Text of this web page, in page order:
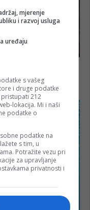
mjerenje
i razvoj usluga
uređaju
s vašeg
i druge podatke
212
lokacija. Mi i naši
podatke o
podatke na
s tim, u
Potražite vezu pri
za upravljanje
privatnosti i